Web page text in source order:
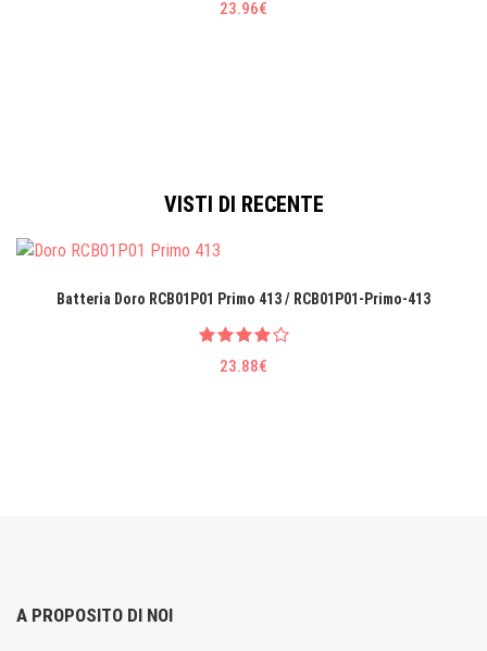
23.96€
VISTI DI RECENTE
Batteria Doro RCB01P01 Primo 413 / RCB01P01-Primo-413
23.88€
A PROPOSITO DI NOI